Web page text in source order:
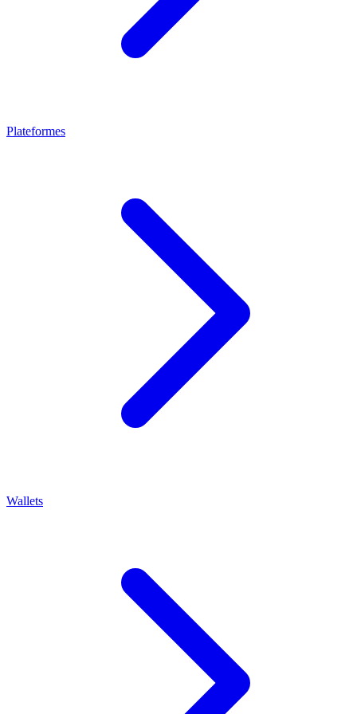
Plateformes
Wallets